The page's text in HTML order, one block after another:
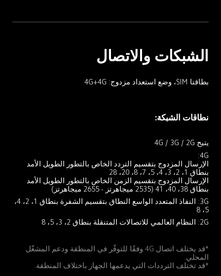
الشبكات والاتصال
بطاقتا SIM، وضع استعداد مزدوج: 4G+4G
نطاقات الشبكة:
يتيح 4G / 3G / 2G
الإرسال المزدوج بتقسيم التردد الخاص بالتطور الطويل الأمد
الإرسال المزدوج بتقسيم الزمن الخاص بالتطور الطويل الأمد
بنطاق 38، 40، 41 (2535 ميجاهرتز - 2655 ميجاهرتز)
3G: النفاذ المتعدد الواسع النطاق بتقسيم الشفرة بنطاق 1، 2، 4،
5، 8
2G: النظام العالمي للاتصالات المتنقلة بنطاق 2، 3، 5، 8
*قد يختلف اتصال 4G وفقًا للتوفّر في المنطقة ودعم المشغّل
*قد تختلف الترددات التي يدعمها الجهاز باختلاف المنطقة.